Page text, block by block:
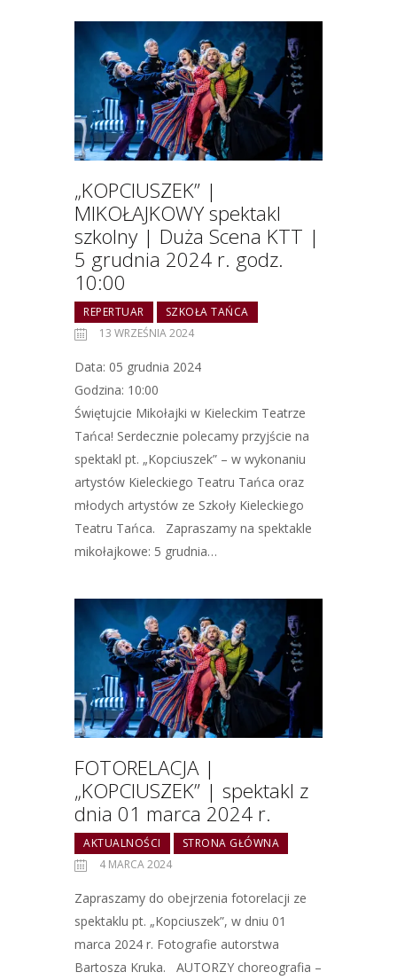
„KOPCIUSZEK” |
MIKOŁAJKOWY spektakl
szkolny | Duża Scena KTT |
5 grudnia 2024 r. godz.
10:00
REPERTUAR
SZKOŁA TAŃCA
13 WRZEŚNIA 2024
Data: 05 grudnia 2024
Godzina: 10:00
Świętujcie Mikołajki w Kieleckim Teatrze
Tańca! Serdecznie polecamy przyjście na
spektakl pt. „Kopciuszek” – w wykonaniu
artystów Kieleckiego Teatru Tańca oraz
młodych artystów ze Szkoły Kieleckiego
Teatru Tańca. Zapraszamy na spektakle
mikołajkowe: 5 grudnia…
FOTORELACJA |
„KOPCIUSZEK” | spektakl z
dnia 01 marca 2024 r.
AKTUALNOŚCI
STRONA GŁÓWNA
4 MARCA 2024
Zapraszamy do obejrzenia fotorelacji ze
spektaklu pt. „Kopciuszek”, w dniu 01
marca 2024 r. Fotografie autorstwa
Bartosza Kruka. AUTORZY choreografia –